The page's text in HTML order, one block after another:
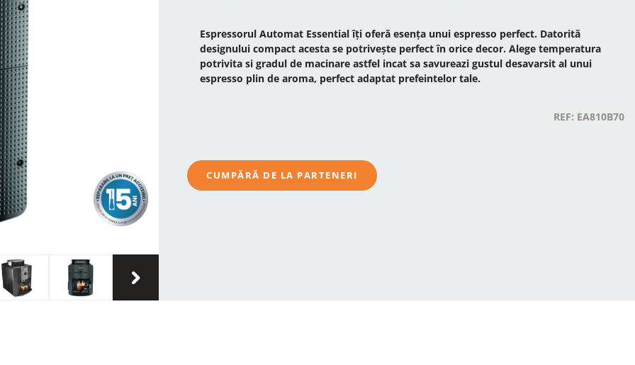
›
Espressorul Automat Essential îți oferă esența unui espresso perfect. Datorită
designului compact acesta se potrivește perfect în orice decor. Alege temperatura
potrivita si gradul de macinare astfel incat sa savureazi gustul desavarsit al unui
espresso plin de aroma, perfect adaptat prefeintelor tale.
REF: EA810B70
CUMPĂRĂ DE LA PARTENERI